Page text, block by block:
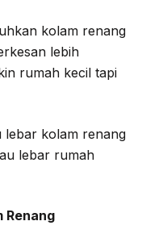
kolam renang
lebih
rumah kecil tapi
lebar kolam renang
lebar rumah
Renang